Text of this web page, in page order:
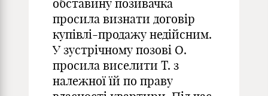
обставину позивачка
просила визнати договір
купівлі-продажу недійсним.
У зустрічному позові О.
просила виселити Т. з
належної їй по праву